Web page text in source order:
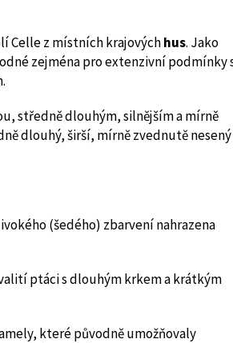
Celle z místních krajovýchhus. Jako
zejména pro extenzivní podmínky
středně dlouhým, silnějším a mírně
dlouhý, širší, mírně zvednutě nesený
(šedého) zbarvení nahrazena
ptáci s dlouhým krkem a krátkým
které původně umožňovaly